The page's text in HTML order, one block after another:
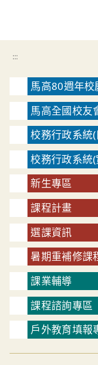
:::
馬高80週年校
馬高全國校友
校務行政系統
校務行政系統
新生專區
課程計畫
選課資訊
暑期重補修課
課業輔導
課程諮詢專區
戶外教育填報